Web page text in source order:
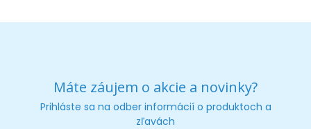
Máte záujem o akcie a novinky?
Prihláste sa na odber informácií o produktoch a
zľavách